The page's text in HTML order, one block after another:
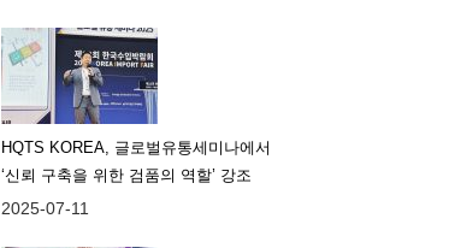
HQTS KOREA, 글로벌유통세미나에서
‘신뢰 구축을 위한 검품의 역할’ 강조
2025-07-11